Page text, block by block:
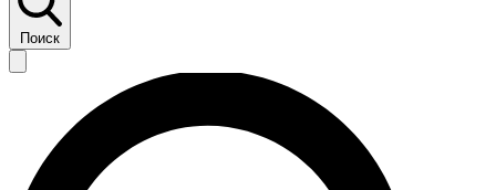
Поиск